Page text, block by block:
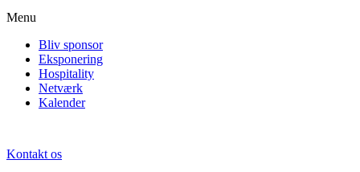
Menu
Bliv sponsor
Eksponering
Hospitality
Netværk
Kalender
Kontakt os